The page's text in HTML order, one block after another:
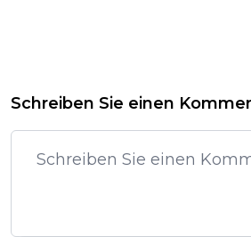
Schreiben Sie einen